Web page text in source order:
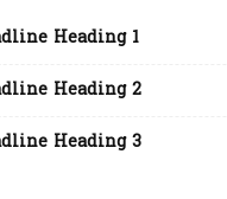
Heading 1
Heading 2
Heading 3